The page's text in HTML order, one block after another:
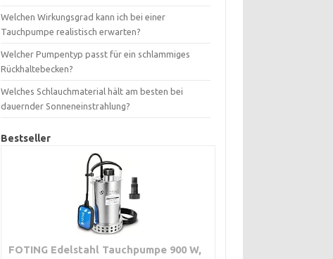
Welchen Wirkungsgrad kann ich bei einer
Tauchpumpe realistisch erwarten?
Welcher Pumpentyp passt für ein schlammiges
Rückhaltebecken?
Welches Schlauchmaterial hält am besten bei
dauernder Sonneneinstrahlung?
Bestseller
FOTING Edelstahl Tauchpumpe 900 W,